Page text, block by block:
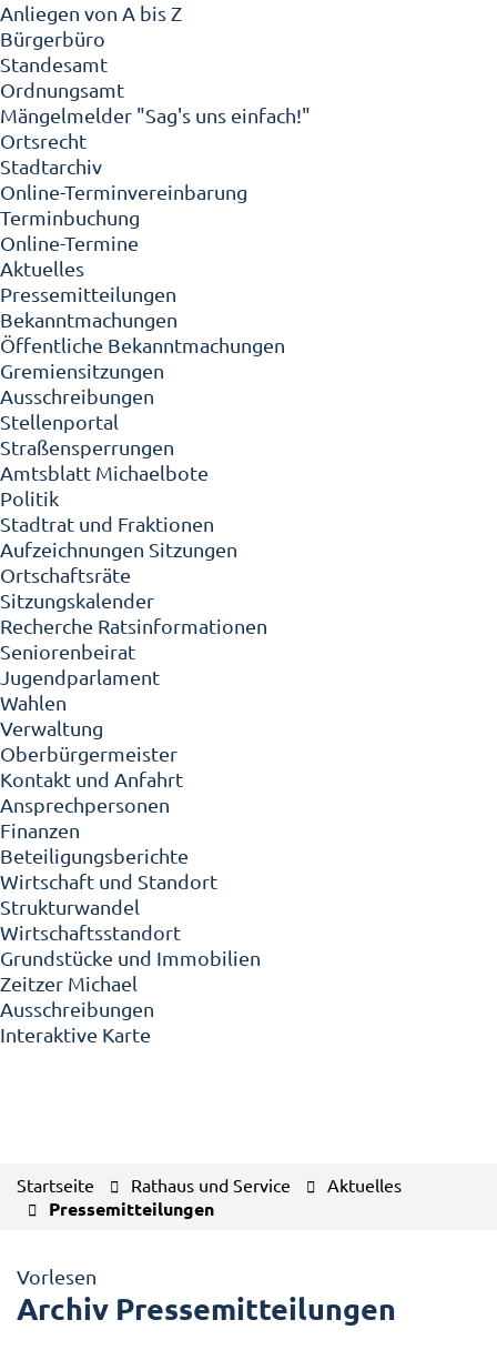
Anliegen von A bis Z
Bürgerbüro
Standesamt
Ordnungsamt
Mängelmelder "Sag's uns einfach!"
Ortsrecht
Stadtarchiv
Online-Terminvereinbarung
Terminbuchung
Online-Termine
Aktuelles
Pressemitteilungen
Bekanntmachungen
Öffentliche Bekanntmachungen
Gremiensitzungen
Ausschreibungen
Stellenportal
Straßensperrungen
Amtsblatt Michaelbote
Politik
Stadtrat und Fraktionen
Aufzeichnungen Sitzungen
Ortschaftsräte
Sitzungskalender
Recherche Ratsinformationen
Seniorenbeirat
Jugendparlament
Wahlen
Verwaltung
Oberbürgermeister
Kontakt und Anfahrt
Ansprechpersonen
Finanzen
Beteiligungsberichte
Wirtschaft und Standort
Strukturwandel
Wirtschaftsstandort
Grundstücke und Immobilien
Zeitzer Michael
Ausschreibungen
Interaktive Karte
Startseite Rathaus und Service Aktuelles
Pressemitteilungen
Vorlesen
Archiv Pressemitteilungen